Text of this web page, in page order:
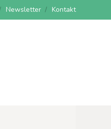
Newsletter Kontakt